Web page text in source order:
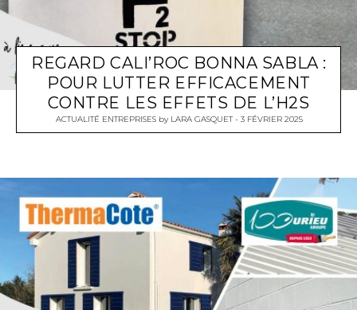
REGARD CALI’ROC BONNA SABLA :
POUR LUTTER EFFICACEMENT
CONTRE LES EFFETS DE L’H2S
ACTUALITÉ ENTREPRISESby LARA GASQUET 3 FÉVRIER 2025